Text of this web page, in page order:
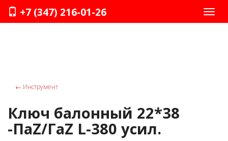
+7 (347) 216-01-26
← Инструмент
Ключ балонный 22*38
-ПаZ/ГаZ L-380 усил.